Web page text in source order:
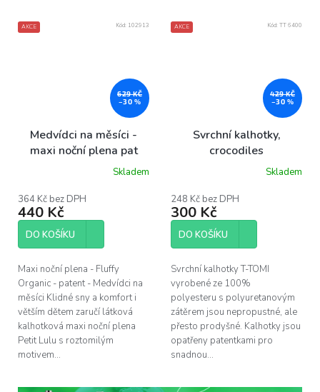
AKCE
629 KČ
–30 %
Medvídci na měsíci -
maxi noční plena pat
Skladem
364 Kč bez DPH
440 Kč
DO KOŠÍKU
Maxi noční plena - Fluffy
Organic - patent - Medvídci na
měsíci Klidné sny a komfort i
větším dětem zaručí látková
kalhotková maxi noční plena
Petit Lulu s roztomilým
motivem...
Kód: 102913 AKCE
429 KČ
–30 %
Svrchní kalhotky,
crocodiles
produktu
je
5,0
5
Skladem
248 Kč bez DPH
300 Kč
DO KOŠÍKU
Svrchní kalhotky T-TOMI
vyrobené ze 100%
polyesteru s polyuretanovým
zátěrem jsou nepropustné, ale
přesto prodyšné. Kalhotky jsou
opatřeny patentkami pro
snadnou...
Kód: TT 6400